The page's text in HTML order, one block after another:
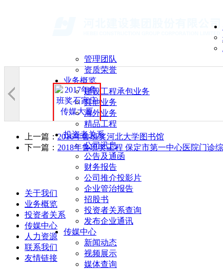
管理团队
资质荣誉
业务概览
建设工程承包业务
其他业务
海外业务
精品工程
投资者关系
公司讯息
公告及通函
财务报告
公司推介投影片
企业管治报告
招股书
投资者关系查询
发布企业通讯
传媒中心
新闻动态
视频展示
媒体查询
上一篇：2016年鲁班奖河北大学图书馆
下一篇： 2018年鲁班奖工程 保定市第一中心医院门诊
关于我们
业务概览
投资者关系
传媒中心
人力资源
联系我们
友情链接